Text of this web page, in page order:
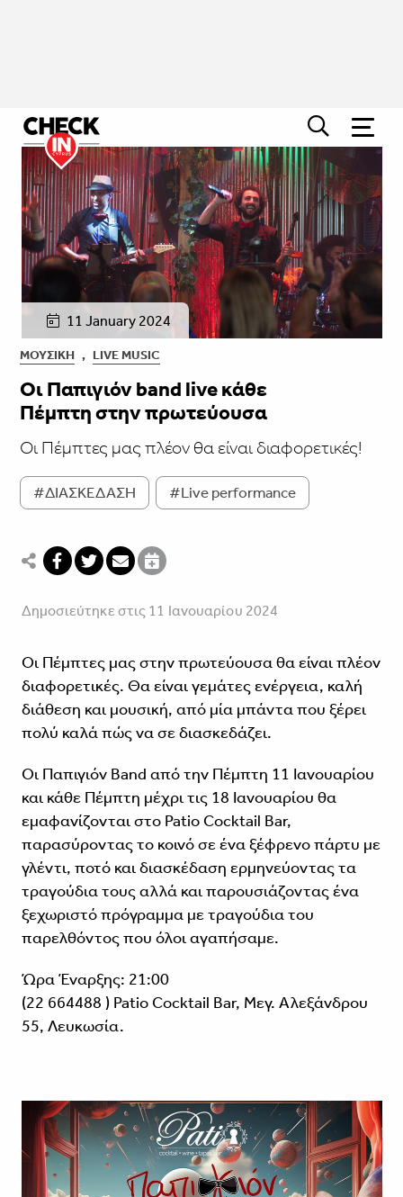
11 January 2024
ΜΟΥΣΙΚΉ , LIVE MUSIC
Οι Παπιγιόν band live κάθε
Πέμπτη στην πρωτεύουσα
Οι Πέμπτες μας πλέον θα είναι διαφορετικές!
#ΔΙΑΣΚΕΔΑΣΗ #Live performance
Δημοσιεύτηκε στις 11 Ιανουαρίου 2024
Οι Πέμπτες μας στην πρωτεύουσα θα είναι πλέον
διαφορετικές. Θα είναι γεμάτες ενέργεια, καλή
διάθεση και μουσική, από μία μπάντα που ξέρει
πολύ καλά πώς να σε διασκεδάζει.
Οι Παπιγιόν Band από την Πέμπτη 11 Ιανουαρίου
και κάθε Πέμπτη μέχρι τις 18 Ιανουαρίου θα
εμαφανίζονται στο Patio Cocktail Bar,
παρασύροντας το κοινό σε ένα ξέφρενο πάρτυ με
γλέντι, ποτό και διασκέδαση ερμηνεύοντας τα
τραγούδια τους αλλά και παρουσιάζοντας ένα
ξεχωριστό πρόγραμμα με τραγούδια του
παρελθόντος που όλοι αγαπήσαμε.
Ώρα Έναρξης: 21:00
(22 664488 ) Patio Cocktail Bar, Μεγ. Αλεξάνδρου
55, Λευκωσία.